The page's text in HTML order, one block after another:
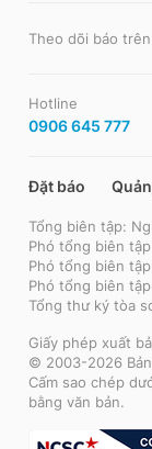
Theo dõi báo trên
Hotline
0906 645 777
Đặt báo
Tổng biên tập:
Phó tổng biên
Phó tổng biên
Phó tổng biên
Tổng thư ký tòa
Giấy phép xuất
© 2003-2026
Cấm sao chép
bằng văn bản.